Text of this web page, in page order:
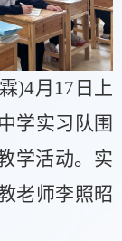
)4月 17 日
上
学实习队 围
学活动。实
老师李照昭